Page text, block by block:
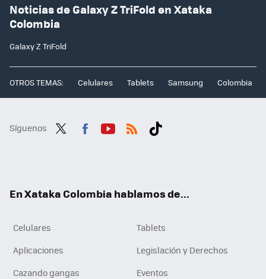
Noticias de Galaxy Z TriFold en Xataka
Colombia
Galaxy Z TriFold
OTROS TEMAS: Celulares Tablets Samsung Colombia
Síguenos
En Xataka Colombia hablamos de...
Celulares
Tablets
Aplicaciones
Legislación y Derechos
Cazando gangas
Eventos